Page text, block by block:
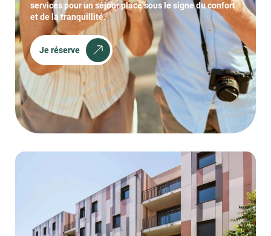
services pour un séjour placé sous le signe du confort
et de la tranquillité.
Je réserve